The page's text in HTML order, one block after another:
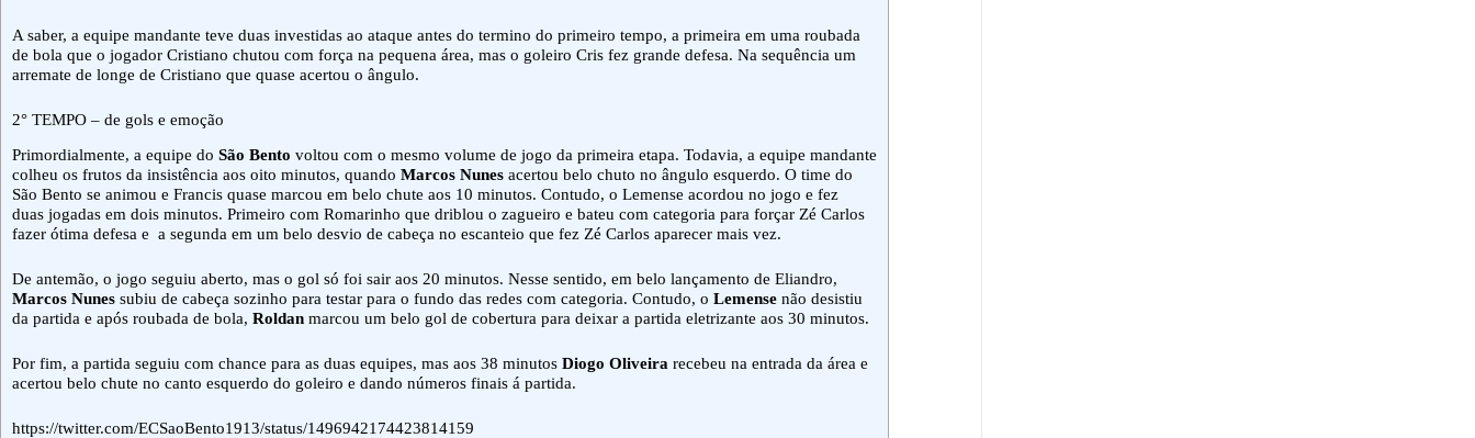
A saber, a equipe mandante teve duas investidas ao ataque antes do termino do primeiro tempo, a primeira em uma roubada
de bola que o jogador Cristiano chutou com força na pequena área, mas o goleiro Cris fez grande defesa. Na sequência um
arremate de longe de Cristiano que quase acertou o ângulo.
2° TEMPO – de gols e emoção
Primordialmente, a equipe do São Bento voltou com o mesmo volume de jogo da primeira etapa. Todavia, a equipe mandante
colheu os frutos da insistência aos oito minutos, quando Marcos Nunes acertou belo chuto no ângulo esquerdo. O time do
São Bento se animou e Francis quase marcou em belo chute aos 10 minutos. Contudo, o Lemense acordou no jogo e fez
duas jogadas em dois minutos. Primeiro com Romarinho que driblou o zagueiro e bateu com categoria para forçar Zé Carlos
fazer ótima defesa e a segunda em um belo desvio de cabeça no escanteio que fez Zé Carlos aparecer mais vez.
De antemão, o jogo seguiu aberto, mas o gol só foi sair aos 20 minutos. Nesse sentido, em belo lançamento de Eliandro,
Marcos Nunes subiu de cabeça sozinho para testar para o fundo das redes com categoria. Contudo, o Lemense não desistiu
da partida e após roubada de bola, Roldan marcou um belo gol de cobertura para deixar a partida eletrizante aos 30 minutos.
Por fim, a partida seguiu com chance para as duas equipes, mas aos 38 minutos Diogo Oliveira recebeu na entrada da área e
acertou belo chute no canto esquerdo do goleiro e dando números finais á partida.
https://twitter.com/ECSaoBento1913/status/1496942174423814159